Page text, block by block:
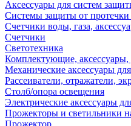
Аксессуары для систем
Системы защиты от
Счетчики воды, газа,
Счетчики
Светотехника
Комплектующие, аксессуары,
Механические аксессуары
Рассеиватели, отражатели,
Столб/опора освещения
Электрические аксессуары
Прожекторы и светильники
Прожектор